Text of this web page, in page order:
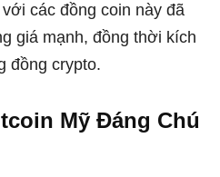
các đồng coin này đã
giá mạnh, đồng thời kích
đồng crypto.
Mỹ Đáng Chú